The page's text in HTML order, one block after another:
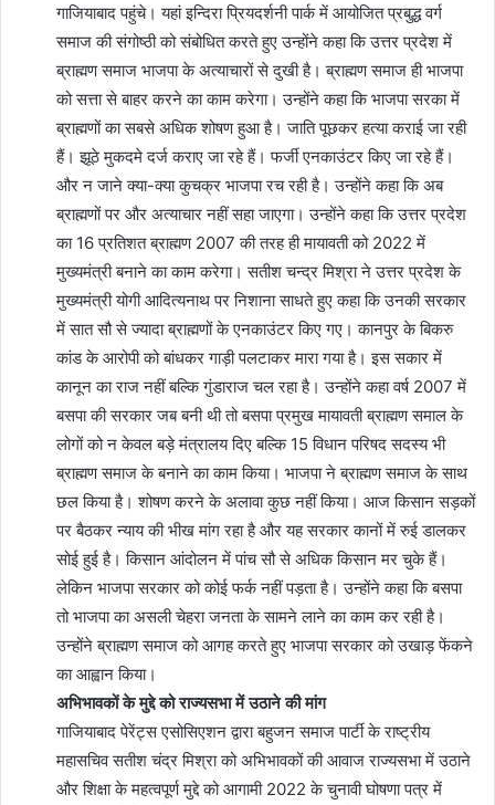
गाजियाबाद पहुंचे। यहां इन्दिरा प्रियदर्शनी पार्क में आयोजित प्रबुद्ध वर्ग
समाज की संगोष्ठी को संबोधित करते हुए उन्होंने कहा कि उत्तर प्रदेश में
ब्राह्मण समाज भाजपा के अत्याचारों से दुखी है। ब्राह्मण समाज ही भाजपा
को सत्ता से बाहर करने का काम करेगा। उन्होंने कहा कि भाजपा सरका में
ब्राह्मणों का सबसे अधिक शोषण हुआ है। जाति पूछकर हत्या कराई जा रही
हैं। झूठे मुकदमे दर्ज कराए जा रहे हैं। फर्जी एनकाउंटर किए जा रहे हैं।
और न जाने क्या-क्या कुचक्र भाजपा रच रही है। उन्होंने कहा कि अब
ब्राह्मणों पर और अत्याचार नहीं सहा जाएगा। उन्होंने कहा कि उत्तर प्रदेश
का 16 प्रतिशत ब्राह्मण 2007 की तरह ही मायावती को 2022 में
मुख्यमंत्री बनाने का काम करेगा। सतीश चन्द्र मिश्रा ने उत्तर प्रदेश के
मुख्यमंत्री योगी आदित्यनाथ पर निशाना साधते हुए कहा कि उनकी सरकार
में सात सौ से ज्यादा ब्राह्मणों के एनकाउंटर किए गए। कानपुर के बिकरु
कांड के आरोपी को बांधकर गाड़ी पलटाकर मारा गया है। इस सकार में
कानून का राज नहीं बल्कि गुंडाराज चल रहा है। उन्होंने कहा वर्ष 2007 में
बसपा की सरकार जब बनी थी तो बसपा प्रमुख मायावती ब्राह्मण समाल के
लोगों को न केवल बड़े मंत्रालय दिए बल्कि 15 विधान परिषद सदस्य भी
ब्राह्मण समाज के बनाने का काम किया। भाजपा ने ब्राह्मण समाज के साथ
छल किया है। शोषण करने के अलावा कुछ नहीं किया। आज किसान सड़कों
पर बैठकर न्याय की भीख मांग रहा है और यह सरकार कानों में रुई डालकर
सोई हुई है। किसान आंदोलन में पांच सौ से अधिक किसान मर चुके हैं।
लेकिन भाजपा सरकार को कोई फर्क नहीं पड़ता है। उन्होंने कहा कि बसपा
तो भाजपा का असली चेहरा जनता के सामने लाने का काम कर रही है।
उन्होंने ब्राह्मण समाज को आगह करते हुए भाजपा सरकार को उखाड़ फेंकने
का आह्वान किया।
अभिभावकों के मुद्दे को राज्यसभा में उठाने की मांग
गाजियाबाद पेरेंट्स एसोसिएशन द्वारा बहुजन समाज पार्टी के राष्ट्रीय
महासचिव सतीश चंद्र मिश्रा को अभिभावकों की आवाज राज्यसभा में उठाने
और शिक्षा के महत्वपूर्ण मुद्दे को आगामी 2022 के चुनावी घोषणा पत्र में